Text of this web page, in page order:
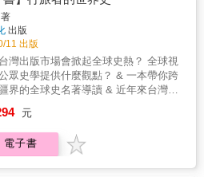
作者 賈斯頓・多倫 &
故事寶庫講述了驚人的譯者成就，帶
識一群英雄人物。作者以迷人而清晰
解釋了語言專家長年來都在努力克服
雜性和難題，也揭示這些人怎樣運用
、勇氣、 匠心和機敏來維護和平、擴
並促進世界各地人群之間的對話。
耳朵裡是魚嗎？》作者 大衛・貝洛斯
靈動的文字向艱苦的翻譯、口譯者致
阻礙了外交與文化之輪的滾動。 從聖人
苦工到冒險家、書呆到天才
作者輕快點出各種翻譯者的
辭形式， 使原本已存在的感受終
些新詞的傳播普及，亦會
舉止。 ──阿蘭‧柯爾本（Alain
研究的
文集」中，提出一系列關於時間、身
、恐懼的嶄新思考與細密分析，重塑
十九世紀的凝視方法，還原了這個被
幻想」所扭曲的時代的真實面貌：「色
氣味」在歷史舞臺上粉墨登場，生理
產業的糾纏，構成了日常生活中的愛
。在審查制度的箝制之下，欲望會遵循
來看待，進而強調人類相互依賴、互
及共同的命運，藉以跳脫狹隘的民族
形態，培養作為世界公民的眼界。 &
的世界史》精選了蔣竹山博覽群書的
讀，主題從城市、海洋、貿易、生
、戰爭，談到人類的過去與未來。透
易近人的文字與鞭辟入裡的評析，不
勾勒出當代史學研究的發展輪廓，更
行旅全球史的選讀指南。
著
出版
11 出版
灣出版市場會掀起全球史熱？ 全球視
史學提供什麼觀點？ & 一本帶你跨
全球史名著導讀 & 近年來台灣的
球史視野。其中又以全球史的著作既
代歷史學的研究趨勢，又兼具傳達給
觀與歷史意識的公眾史學功用。 & 為
元
電子書